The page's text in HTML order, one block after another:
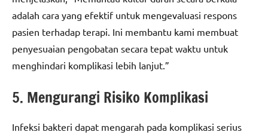
adalah cara yang efektif untuk mengevaluasi respons
pasien terhadap terapi. Ini membantu kami membuat
penyesuaian pengobatan secara tepat waktu untuk
menghindari komplikasi lebih lanjut.”
5. Mengurangi Risiko Komplikasi
Infeksi bakteri dapat mengarah pada komplikasi serius